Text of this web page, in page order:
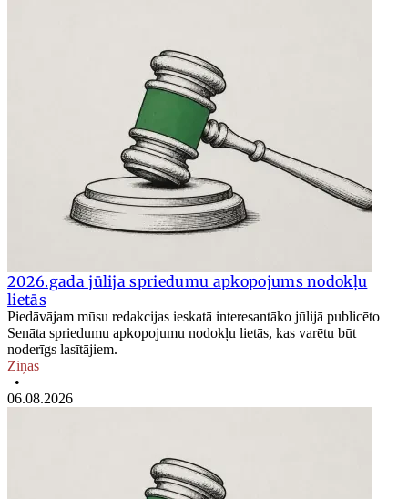
2026.gada jūlija spriedumu apkopojums nodokļu
lietās
Piedāvājam mūsu redakcijas ieskatā interesantāko jūlijā publicēto
Senāta spriedumu apkopojumu nodokļu lietās, kas varētu būt
noderīgs lasītājiem.
Ziņas
•
06.08.2026